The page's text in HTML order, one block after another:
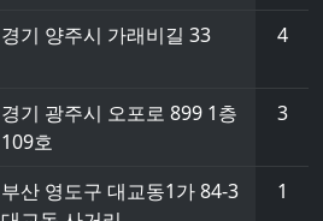
경기 양주시 가래비길 33 4
경기 광주시 오포로 899 1층
109호
3
부산 영도구 대교동1가 84-3
1